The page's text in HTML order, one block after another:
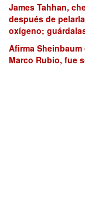
James Tahhan,
después de
oxígeno;
Afirma
Marco Rubio, fue